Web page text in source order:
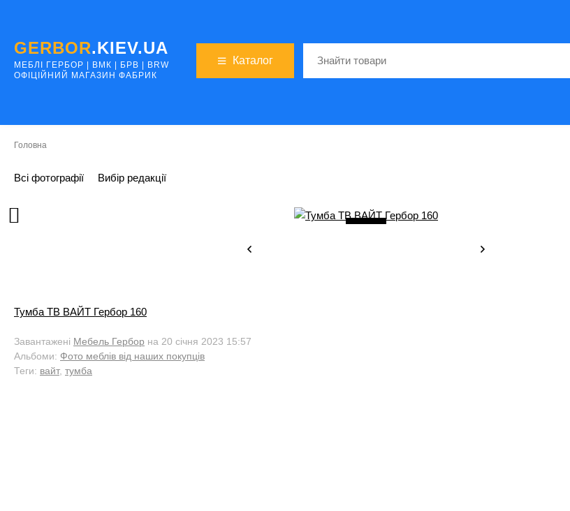
GERBOR.KIEV.UA
МЕБЛI ГЕРБОР | ВМК | БРВ | BRW
ОФІЦІЙНИЙ МАГАЗИН ФАБРИК
Каталог
Головна
Всі фотографії Вибір редакції
Тумба ТВ ВАЙТ Гербор 160
Завантажені Мебель Гербор на 20 січня 2023 15:57
Альбоми: Фото меблів від наших покупців
Теги: вайт, тумба